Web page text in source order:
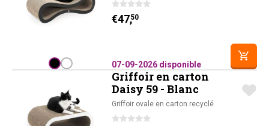
€47,50
07-09-2026 disponible
Griffoir en carton
Daisy 59 - Blanc
Griffoir ovale en carton recyclé